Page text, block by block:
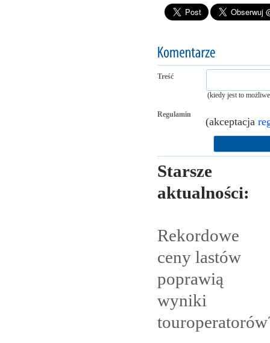
Treść
(kiedy jest to
Regulamin
(akceptacja
Starsze
aktualności:
Rekordowe
ceny lastów
poprawią
wyniki